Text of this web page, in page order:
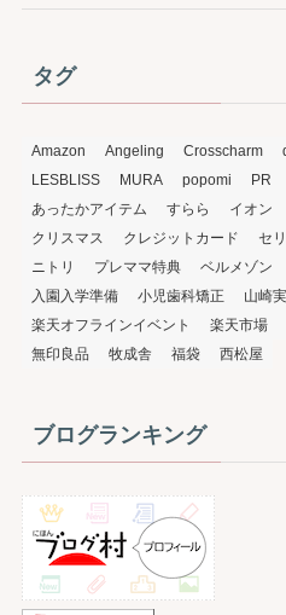
タグ
Amazon Angeling Crosscharm
LESBLISS
MURA popomi PR
あったかアイテム
すらら イオン
クリスマス
クレジットカード セ
ニトリ
プレママ特典 ベルメゾン
入園入学準備
小児歯科矯正 山崎
楽天オフラインイベント
楽天市場
無印良品
牧成舎 福袋 西松屋
ブログランキング